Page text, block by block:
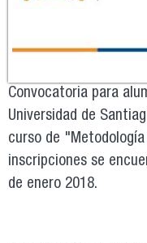
Convocatoria para
Universidad de
curso de
inscripciones se
de enero 2018.